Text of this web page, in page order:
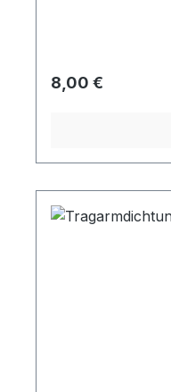
Regulärer Preis:
8,00 €